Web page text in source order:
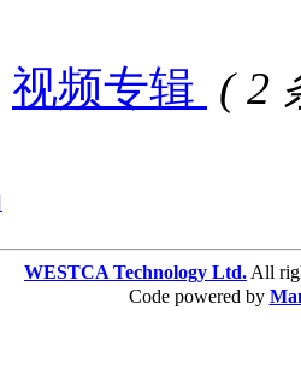
视频专辑 ( 2
WESTCA Technology Ltd. All
Code powered by